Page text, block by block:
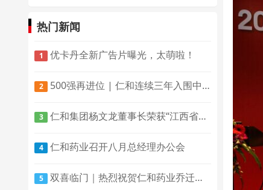
热门新闻
1 优卡丹全新广告片曝光，太萌啦！
2 500强再进位 | 仁和连续三年入围中国民营企业制造业500强
3 仁和集团杨文龙董事长荣获“江西省红十字博爱大使”殊荣
4 仁和药业召开八月总经理办公会
5 双喜临门｜热烈祝贺仁和药业乔迁新址暨顺利通过《药品经营许可证》注册地址变更